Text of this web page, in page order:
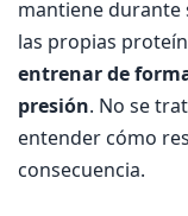
mantiene durante
las propias
entrenar de
presión. No se
entender cómo
consecuencia.